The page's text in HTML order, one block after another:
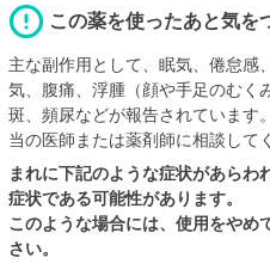
この薬を使ったあと気を
主な副作用として、眠気、倦怠感
気、腹痛、浮腫（顔や手足のむく
斑、頻尿などが報告されています
当の医師または薬剤師に相談して
まれに下記のような症状があら
症状である可能性があります。
このような場合には、使用をやめ
さい。